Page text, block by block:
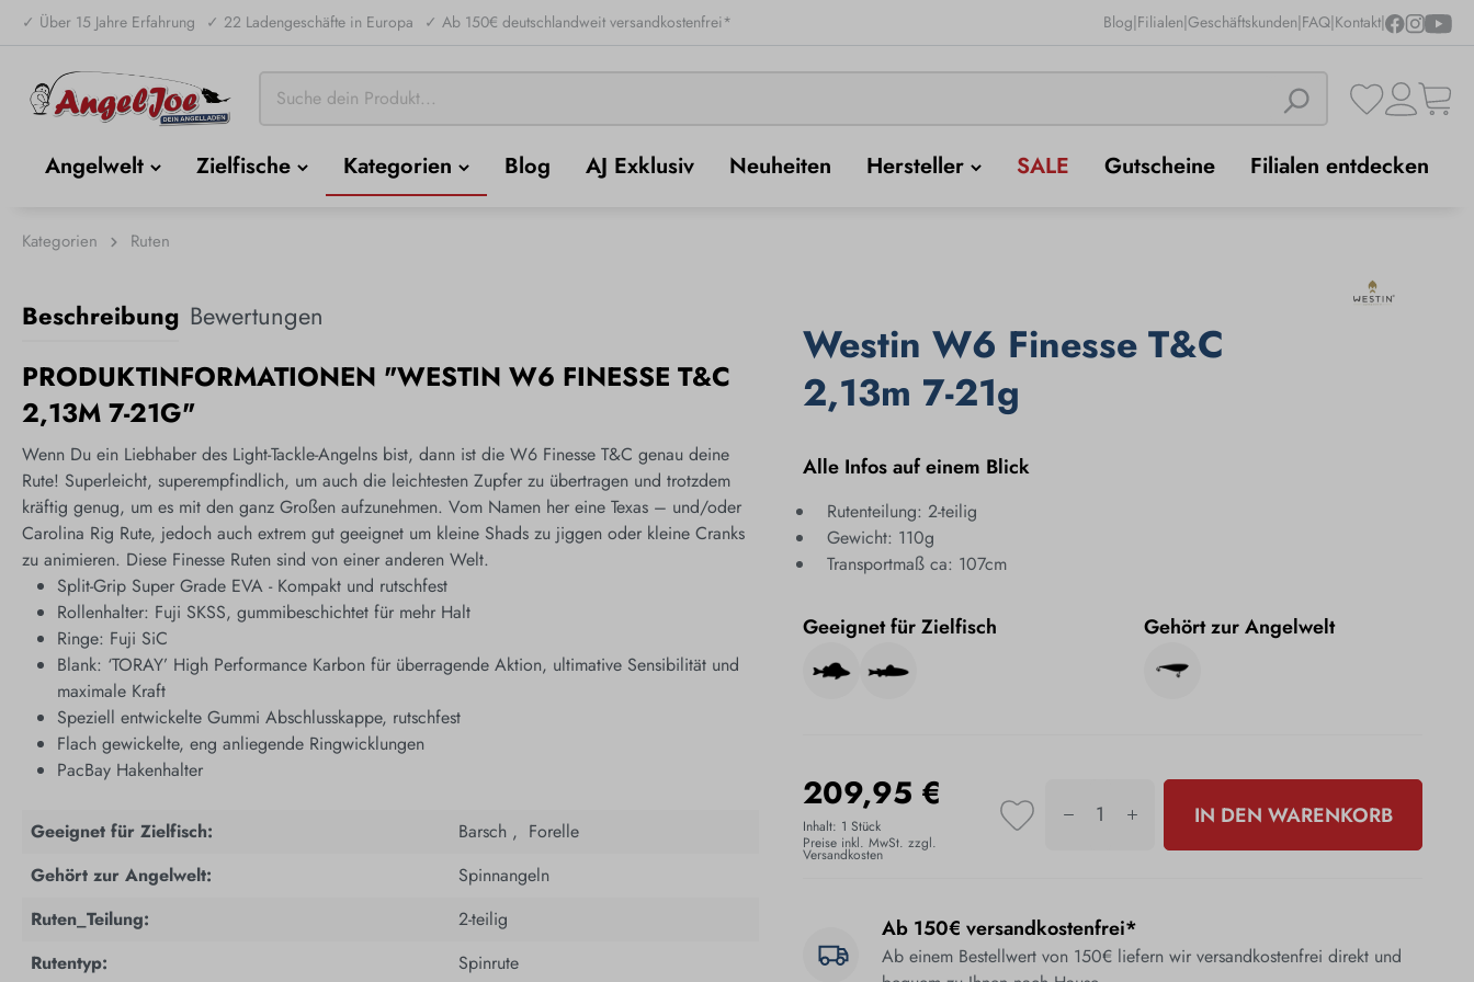
✓ Über 15 Jahre Erfahrung ✓ 22 Ladengeschäfte in Europa ✓ Ab 150€ deutschlandweit versandkostenfrei* Blog|Filialen|Geschäftskunden|FAQ|Kontakt|
Angelwelt Zielfische Kategorien Blog AJ Exklusiv Neuheiten Hersteller SALE Gutscheine Filialen entdecken
Kategorien Ruten
Beschreibung Bewertungen
PRODUKTINFORMATIONEN "WESTIN W6 FINESSE T&C
2,13M 7-21G"
Wenn Du ein Liebhaber des Light-Tackle-Angelns bist, dann ist die W6 Finesse T&C genau deine
Rute! Superleicht, superempfindlich, um auch die leichtesten Zupfer zu übertragen und trotzdem
kräftig genug, um es mit den ganz Großen aufzunehmen. Vom Namen her eine Texas – und/oder
Carolina Rig Rute, jedoch auch extrem gut geeignet um kleine Shads zu jiggen oder kleine Cranks
zu animieren. Diese Finesse Ruten sind von einer anderen Welt.
Split-Grip Super Grade EVA - Kompakt und rutschfest
Rollenhalter: Fuji SKSS, gummibeschichtet für mehr Halt
Ringe: Fuji SiC
Blank: ‘TORAY’ High Performance Karbon für überragende Aktion, ultimative Sensibilität und
maximale Kraft
Speziell entwickelte Gummi Abschlusskappe, rutschfest
Flach gewickelte, eng anliegende Ringwicklungen
PacBay Hakenhalter
Geeignet für Zielfisch: Barsch , Forelle
Gehört zur Angelwelt:
Spinnangeln
Ruten_Teilung:
2-teilig
Rutentyp:
Spinrute
Westin W6 Finesse T&C
2,13m 7-21g
Alle Infos auf einem Blick
Rutenteilung: 2-teilig
Gewicht: 110g
Transportmaß ca: 107cm
Geeignet für Zielfisch Gehört zur Angelwelt
209,95 €
Inhalt: 1 Stück
Preise inkl. MwSt. zzgl.
Versandkosten
IN DEN WARENKORB
Ab 150€ versandkostenfrei*
Ab einem Bestellwert von 150€ liefern wir versandkostenfrei direkt und